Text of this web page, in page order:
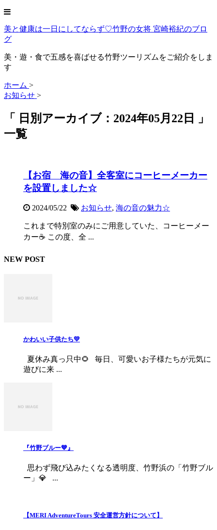
美と健康は一日にしてならず♡竹野の女将 宮崎裕紀のブロ
グ
美・遊・食で五感を喜ばせる竹野ツーリズムをご紹介をしま
す
ホーム >
お知らせ >
「 日別アーカイブ：2024年05月22日 」
一覧
【お宿 海の音】全客室にコーヒーメーカー
を設置しました☆
2024/05/22 お知らせ, 海の音の魅力☆
これまで特別室のみにご用意していた、コーヒーメー
カー☕ この度、全 ...
NEW POST
かわいい子供たち💛
夏休み真っ只中🌻 毎日、可愛いお子様たちが元気に
遊びに来 ...
『竹野ブルー💙』
思わず飛び込みたくなる透明度、竹野浜の「竹野ブル
ー」💎 ...
【MERI AdventureTours 安全運営方針について】